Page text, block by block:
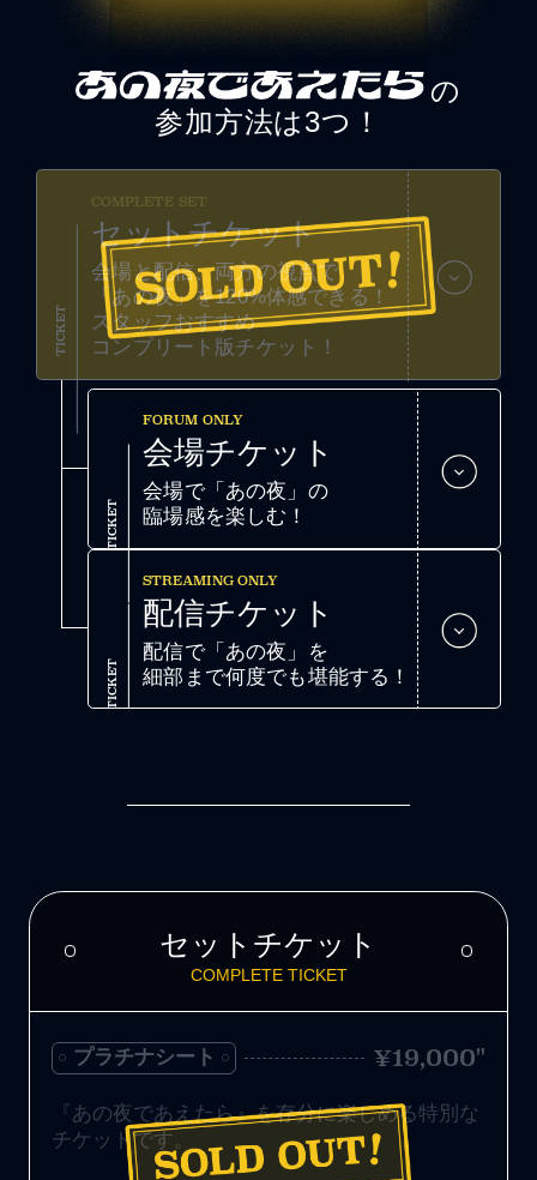
の
参加方法は3つ！
TICKET
COMPLETE SET
セットチケット
会場と配信、両方の視点で
「あの夜」を120%体感できる！
スタッフおすすめ
コンプリート版チケット！
TICKET
FORUM ONLY
会場チケット
会場で「あの夜」の
臨場感を楽しむ！
TICKET
STREAMING ONLY
配信チケット
配信で「あの夜」を
細部まで何度でも堪能する！
COMPLETE TICKET
セットチケット
プラチナシート ¥19,000"
『あの夜であえたら』を存分に楽しめる特別な
チケットです。